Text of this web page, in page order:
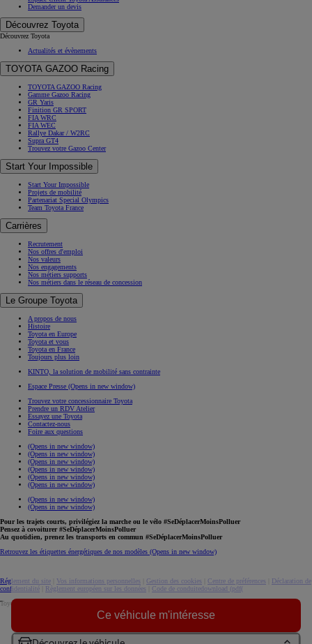
Ce véhicule m'intéresse
Ma Vie avec Toyota
Mon Espace Toyota
Service Connectés My Toyota
Support Technique
Campagnes de rappel
Accessoires
Accessoires
Produits d'entretien
Assistance & Garanties
Toyota Assistance
Garanties Toyota
Bilan de Santé Batterie Toyota
Garantie Confort Extracare
Campagnes de rappel
Systèmes de sécurité
Toyota T-Mate
Toyota Safety Sense
Assurer ma Toyota
Assurer mon véhicule
Les options sur-mesure
Assurance Connectée
Assurer votre Occasion
Espace Client Toyota Assurances
Demander un devis
Découvrez Toyota
Actualités et évènements
TOYOTA GAZOO Racing
Gamme Gazoo Racing
Finition GR SPORT
FIA WEC
Rallye Dakar / W2RC
Supra GT4
Trouvez votre Gazoo Center
Start Your Impossible
Start Your Impossible
Projets de mobilité
Partenariat Special Olympics
Team Toyota France
Carrières
Recrutement
Nos offres d'emploi
Nos valeurs
Nos métiers supports
Le Groupe Toyota
Toujours plus loin